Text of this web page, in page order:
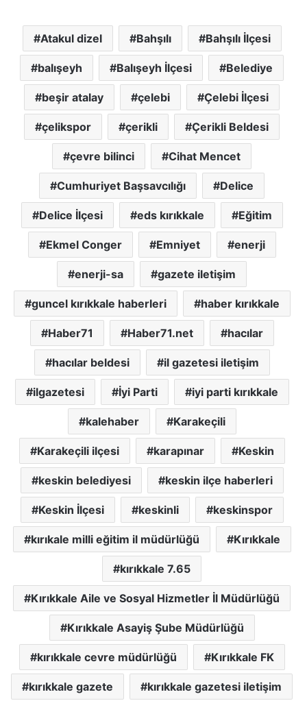
Atakul dizel Bahşılı Bahşılı İlçesi
balışeyh Balışeyh İlçesi Belediye
beşir atalay çelebi Çelebi İlçesi
çelikspor çerikli Çerikli Beldesi
çevre bilinci Cihat Mencet
Cumhuriyet Başsavcılığı Delice
Delice İlçesi eds kırıkkale Eğitim
Ekmel Conger Emniyet enerji
enerji-sa gazete iletişim
guncel kırıkkale haberleri haber kırıkkale
Haber71 Haber71.net hacılar
hacılar beldesi il gazetesi iletişim
ilgazetesi İyi Parti iyi parti kırıkkale
kalehaber Karakeçili
Karakeçili ilçesi karapınar Keskin
keskin belediyesi keskin ilçe haberleri
Keskin İlçesi keskinli keskinspor
kırıkale milli eğitim il müdürlüğü Kırıkkale
kırıkkale 7.65
Kırıkkale Aile ve Sosyal Hizmetler İl Müdürlüğü
Kırıkkale Asayiş Şube Müdürlüğü
kırıkkale cevre müdürlüğü Kırıkkale FK
kırıkkale gazete kırıkkale gazetesi iletişim